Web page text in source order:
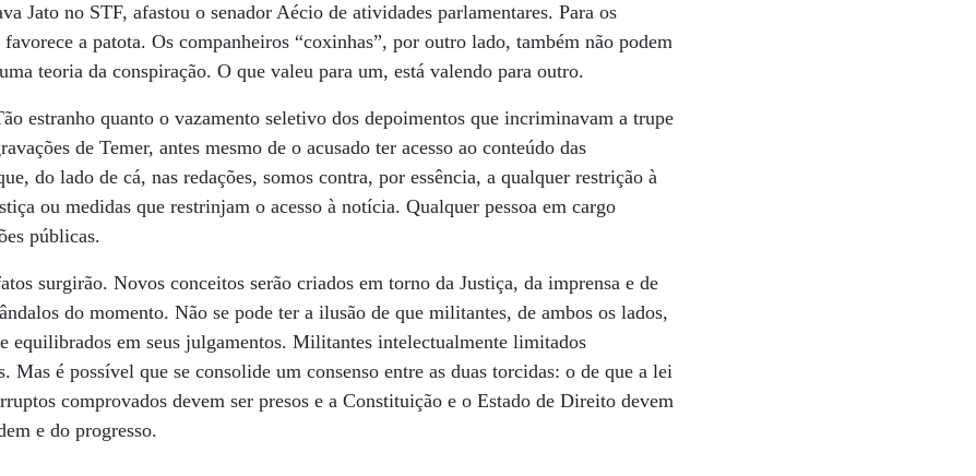
Jato no STF, afastou o senador Aécio de atividades parlamentares. Para os
a patota. Os companheiros “coxinhas”, por outro lado, também não podem
teoria da conspiração. O que valeu para um, está valendo para outro.
estranho quanto o vazamento seletivo dos depoimentos que incriminavam a trupe
de Temer, antes mesmo de o acusado ter acesso ao conteúdo das
do lado de cá, nas redações, somos contra, por essência, a qualquer restrição à
ou medidas que restrinjam o acesso à notícia. Qualquer pessoa em cargo
públicas.
surgirão. Novos conceitos serão criados em torno da Justiça, da imprensa e de
do momento. Não se pode ter a ilusão de que militantes, de ambos os lados,
e equilibrados em seus julgamentos. Militantes intelectualmente limitados
Mas é possível que se consolide um consenso entre as duas torcidas: o de que a lei
comprovados devem ser presos e a Constituição e o Estado de Direito devem
e do progresso.